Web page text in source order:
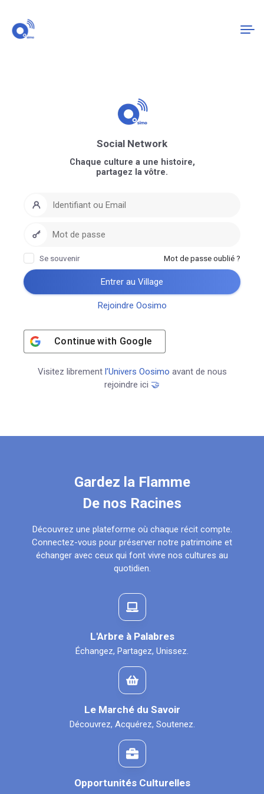
Gardez la Flamme
De nos Racines
Découvrez une plateforme où chaque récit compte.
Connectez-vous pour préserver notre patrimoine et
échanger avec ceux qui font vivre nos cultures au
quotidien.
L'Arbre à Palabres
Échangez, Partagez, Unissez.
Le Marché du Savoir
Découvrez, Acquérez, Soutenez.
Opportunités Culturelles
Social Network
Chaque culture a une histoire,
partagez la vôtre.
Se souvenir Mot de passe oublié ?
Entrer au Village
Rejoindre Oosimo
Continue with Google
Visitez librement l’Univers Oosimo avant de nous
rejoindre ici 🤝